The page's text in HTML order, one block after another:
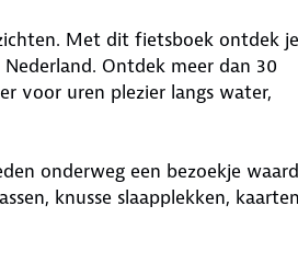
Met dit fietsboek ontdek je
Ontdek meer dan 30
voor uren plezier langs water,
onderweg een bezoekje waard
knusse slaapplekken,
bestanden. Een compleet boek